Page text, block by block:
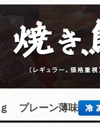
プレーン薄味